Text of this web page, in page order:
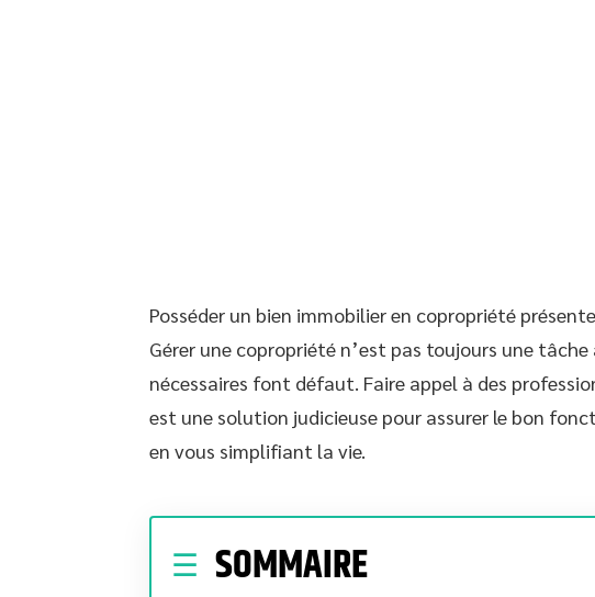
Posséder un bien immobilier en copropriété
Gérer une copropriété n’est pas toujours une
nécessaires font défaut. Faire appel à des
est une solution judicieuse pour assurer le bon
en vous simplifiant la vie.
SOMMAIRE